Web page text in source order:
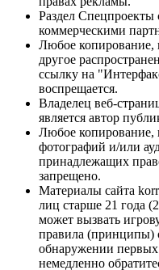
Раздел Спецпроекты
коммерческими
Любое копирование,
другое
ссылку на
воспрещается.
Владелец веб-
является автор
Любое копирование,
фотографий и/или
принадлежащих
запрещено.
Материалы сайта
лиц старше 21 года
может вызвать
правила (принципы)
обнаружении первых
немедленно